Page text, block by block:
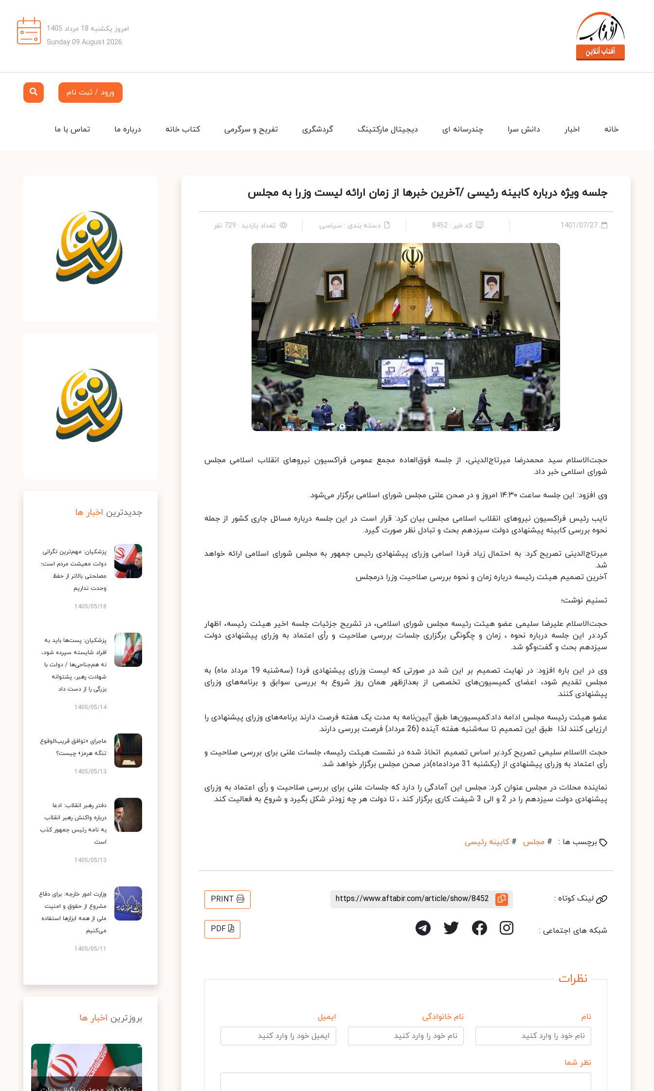
امروز یکشنبه 18 مرداد 1405
Sunday 09 August 2026
ورود / ثبت نام
تماس با ما درباره ما کتاب خانه تفریح و سرگرمی گردشگری دیجیتال مارکتینگ چندرسانه ای دانش سرا اخبار خانه
جلسه ویژه درباره کابینه رئیسی /آخرین خبرها از زمان ارائه لیست وزرا به مجلس
1401/07/27 کد خبر : 8452 دسته بندی : سیاسی تعداد بازدید : 729 نفر
حجت‌الاسلام سید محمدرضا میرتاج‌الدینی، از جلسه فوق‌العاده مجمع عمومی فراکسیون نیروهای انقلاب اسلامی مجلس
شورای اسلامی خبر داد.
وی افزود: این جلسه ساعت ۱۴:۳۰ امروز و در صحن علنی مجلس شورای اسلامی برگزار می‌شود.
نایب رئیس فراکسیون نیروهای انقلاب اسلامی مجلس بیان کرد: قرار است در این جلسه درباره مسائل جاری کشور از جمله
نحوه بررسی کابینه پیشنهادی دولت سیزدهم بحث و تبادل نظر صورت گیرد.
میرتاج‌الدینی تصریح کرد: به احتمال زیاد فردا اسامی وزرای پیشنهادی رئیس جمهور به مجلس شورای اسلامی ارائه خواهد
شد.
آخرین تصمیم هیئت رئیسه درباره زمان و نحوه بررسی صلاحیت وزرا درمجلس
تسنیم نوشت؛
حجت‌الاسلام علیرضا سلیمی عضو هیئت رئیسه مجلس شورای اسلامی، در تشریح جزئیات جلسه اخیر هیئت رئیسه، اظهار
کرد:در این جلسه درباره نحوه ، زمان و چگونگی برگزاری جلسات بررسی صلاحیت و رأی اعتماد به وزرای پیشنهادی دولت
سیزدهم بحث و گفت‌وگو شد.
وی در این باره افزود: در نهایت تصمیم بر این شد در صورتی که لیست وزرای پیشنهادی فردا (سه‌شنبه 19 مرداد ماه) به
مجلس تقدیم شود، اعضای کمیسیون‌های تخصصی از بعدازظهر همان روز شروع به بررسی سوابق و برنامه‌های وزرای
پیشنهادی کنند.
عضو هیئت رئیسه مجلس ادامه داد:کمیسیون‌ها طبق آیین‌نامه به مدت یک هفته فرصت دارند برنامه‌های وزرای پیشنهادی را
ارزیابی کنند لذا طبق این تصمیم تا سه‌شنبه هفته آینده (26 مرداد) فرصت بررسی دارند.
حجت الاسلام سلیمی تصریح کرد:بر اساس تصمیم اتخاذ شده در نشست هیئت رئیسه، جلسات علنی برای بررسی صلاحیت و
رأی اعتماد به وزرای پیشنهادی از (یکشنبه 31 مردادماه)در صحن مجلس برگزار خواهد شد.
نماینده محلات در مجلس عنوان کرد: مجلس این آمادگی را دارد که جلسات علنی برای بررسی صلاحیت و رأی اعتماد به وزرای
پیشنهادی دولت سیزدهم را در 2 و الی 3 شیفت کاری برگزار کند ، تا دولت هر چه زودتر شکل بگیرد و شروع به فعالیت کند.
برچسب ها : # مجلس # کابینه رئیسی
لینک کوتاه : https://www.aftabir.com/article/show/8452
PRINT
شبکه های اجتماعی : PDF
نظرات
نام نام خانوادگی ایمیل
نظر شما
جدیدترین اخبار ها
پزشکیان: مهم‌ترین نگرانی
دولت معیشت مردم است؛
مصلحتی بالاتر از حفظ
وحدت نداریم
1405/05/18
پزشکیان: پست‌ها باید به
افراد شایسته سپرده شود،
نه هم‌جناحی‌ها / دولت با
شهادت رهبر، پشتوانه
بزرگی را از دست داد
1405/05/14
ماجرای «توافق قریب‌الوقوع
تنگه هرمز» چیست؟
1405/05/13
دفتر رهبر انقلاب: ادعا
درباره واکنش رهبر انقلاب
به نامه رئیس جمهور کذب
است
1405/05/13
وزارت امور خارجه: برای دفاع
مشروع از حقوق و امنیت
ملی از همه ابزارها استفاده
می‌کنیم
1405/05/11
بروزترین اخبار ها